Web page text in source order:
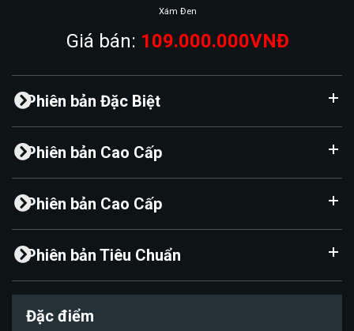
Xám Đen
Giá bán: 109.000.000VNĐ
Phiên bản Đặc Biệt
Phiên bản Cao Cấp
Phiên bản Cao Cấp
Phiên bản Tiêu Chuẩn
Đặc điểm